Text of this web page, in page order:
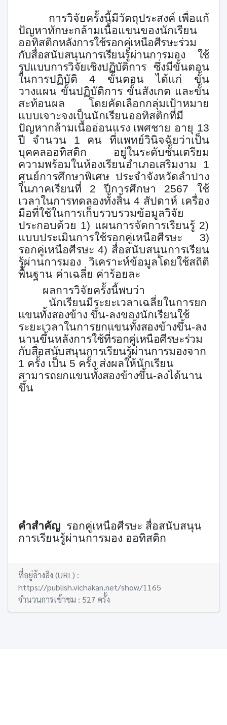
การวิจัยครั้งนี้มีวัตถุประสงค์ เพื่อแก้
ปัญหาทักษะกล้ามเนื้อแขนของนักเรียน
ออทิสติกหลังการใช้รอกคู่เหนือศีรษะร่วม
กับสื่อสนับสนุนการเรียนรู้ผ่านการมอง ใช้
รูปแบบการวิจัยเชิงปฏิบัติการซึ่งมีขั้นตอน
ในการปฏิบัติ 4 ขั้นตอน ได้แก่ ขั้น
วางแผน ขั้นปฏิบัติการ ขั้นสังเกต และขั้น
สะท้อนผล โดยคัดเลือกกลุ่มเป้าหมาย
แบบเจาะจงเป็นนักเรียนออทิสติกที่มี
ปัญหากล้ามเนื้ออ่อนแรง เพศชาย อายุ 13
ปี จำนวน 1 คน ที่แพทย์วินิจฉัยว่าเป็น
บุคคลออทิสติก อยู่ในระดับชั้นเตรียม
ความพร้อมในห้องเรียนอำเภอเสริมงาม 1
ศูนย์การศึกษาพิเศษ ประจำจังหวัดลำปาง
ในภาคเรียนที่ 2 ปีการศึกษา 2567 ใช้
เวลาในการทดลองทั้งสิ้น 4 สัปดาห์ เครื่อง
มือที่ใช้ในการเก็บรวบรวมข้อมูลวิจัย
ประกอบด้วย 1) แผนการจัดการเรียนรู้ 2)
แบบประเมินการใช้รอกคู่เหนือศีรษะ 3)
รอกคู่เหนือศีรษะ 4) สื่อสนับสนุนการเรียน
รู้ผ่านการมอง วิเคราะห์ข้อมูลโดยใช้สถิติ
พื้นฐาน ค่าเฉลี่ย ค่าร้อยละ
ผลการวิจัยครั้งนี้พบว่า
นักเรียนมีระยะเวลาเฉลี่ยในการยก
แขนทั้งสองข้าง ขึ้น-ลงของนักเรียนใช้
ระยะเวลาในการยกแขนทั้งสองข้างขึ้น-ลง
นานขึ้นหลังการใช้ที่รอกคู่เหนือศีรษะร่วม
กับสื่อสนับสนุนการเรียนรู้ผ่านการมองจาก
1 ครั้ง เป็น 5 ครั้ง ส่งผลให้นักเรียน
สามารถยกแขนทั้งสองข้างขึ้น-ลงได้นาน
ขึ้น
คำสำคัญ รอกคู่เหนือศีรษะ สื่อสนับสนุน
การเรียนรู้ผ่านการมอง ออทิสติก
ที่อยู่อ้างอิง (URL) :
https://publish.vichakan.net/show/1165
จำนวนการเข้าชม : 527 ครั้ง